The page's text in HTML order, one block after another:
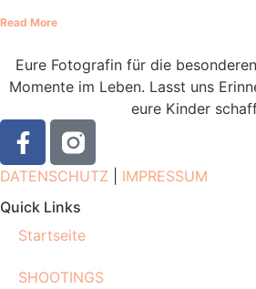
Read More
Eure Fotografin für die
Momente im Leben. Lasst uns
eure Kinder
DATENSCHUTZ
IMPRESSUM
Quick Links
Startseite
SHOOTINGS